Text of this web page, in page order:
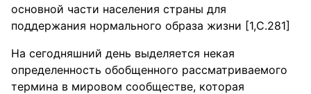
основной части населения страны для
поддержания нормального образа жизни [1,С.281]
На сегодняшний день выделяется некая
определенность обобщенного рассматриваемого
термина в мировом сообществе, которая